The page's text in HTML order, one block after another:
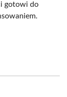
gotowi do